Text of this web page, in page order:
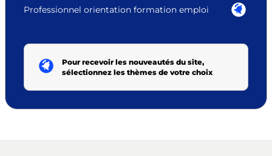
Professionnel orientation formation emploi
Pour recevoir les nouveautés du site,
sélectionnez les thèmes de votre choix